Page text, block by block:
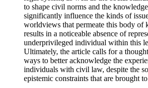
to shape civil norms and the
significantly influence the kinds of
worldviews that permeate this body of
results in a noticeable absence of
underprivileged individual within this
Ultimately, the article calls for a
ways to better acknowledge the
individuals with civil law, despite the
epistemic constraints that are brought